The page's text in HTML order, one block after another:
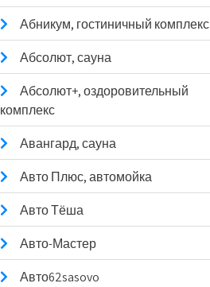
Абникум, гостиничный комплекс
Абсолют, сауна
Абсолют+, оздоровительный
комплекс
Авангард, сауна
Авто Плюс, автомойка
Авто Тёша
Авто-Мастер
Авто62sasovo